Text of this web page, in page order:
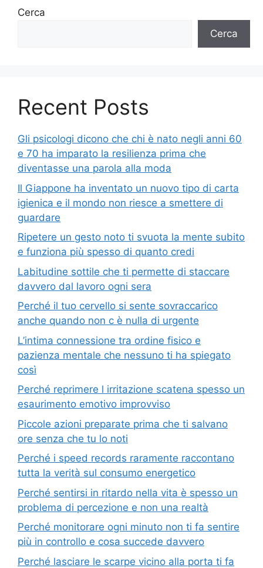
Cerca
Cerca
Recent Posts
Gli psicologi dicono che chi è nato negli anni 60
e 70 ha imparato la resilienza prima che
diventasse una parola alla moda
Il Giappone ha inventato un nuovo tipo di carta
igienica e il mondo non riesce a smettere di
guardare
Ripetere un gesto noto ti svuota la mente subito
e funziona più spesso di quanto credi
Labitudine sottile che ti permette di staccare
davvero dal lavoro ogni sera
Perché il tuo cervello si sente sovraccarico
anche quando non c è nulla di urgente
L’intima connessione tra ordine fisico e
pazienza mentale che nessuno ti ha spiegato
così
Perché reprimere l irritazione scatena spesso un
esaurimento emotivo improvviso
Piccole azioni preparate prima che ti salvano
ore senza che tu lo noti
Perché i speed records raramente raccontano
tutta la verità sul consumo energetico
Perché sentirsi in ritardo nella vita è spesso un
problema di percezione e non una realtà
Perché monitorare ogni minuto non ti fa sentire
più in controllo e cosa succede davvero
Perché lasciare le scarpe vicino alla porta ti fa